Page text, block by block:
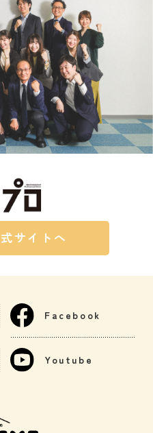
サイトへ
Facebook
Youtube